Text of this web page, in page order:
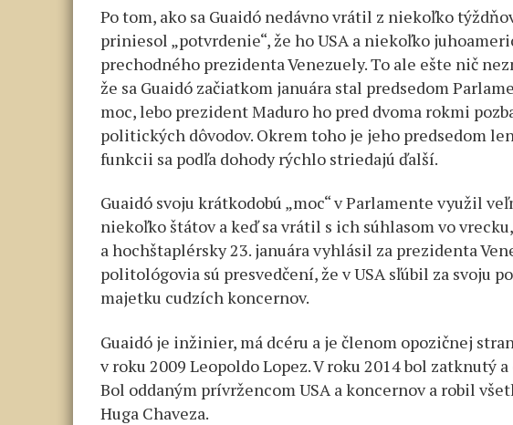
Po tom, ako sa Guaidó nedávno vrátil z niekoľko
priniesol „potvrdenie“, že ho USA a niekoľko
prechodného prezidenta Venezuely. To ale ešte nič
že sa Guaidó začiatkom januára stal predsedom
moc, lebo prezident Maduro ho pred dvoma rokmi
politických dôvodov. Okrem toho je jeho predsedom
funkcii sa podľa dohody rýchlo striedajú ďalší.
Guaidó svoju krátkodobú „moc“ v Parlamente využil
niekoľko štátov a keď sa vrátil s ich súhlasom vo
a hochštaplérsky 23. januára vyhlásil za prezidenta
politológovia sú presvedčení, že v USA sľúbil za svoju
majetku cudzích koncernov.
Guaidó je inžinier, má dcéru a je členom opozičnej
v roku 2009 Leopoldo Lopez. V roku 2014 bol zatknutý
Bol oddaným prívržencom USA a koncernov a robil
Huga Chaveza.